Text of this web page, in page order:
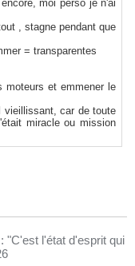
moi perso je n'ai
, stagne pendant que
= transparentes
moteurs et emmener le
vieillissant, car de toute
miracle ou mission
"C'est l'état d'esprit qui